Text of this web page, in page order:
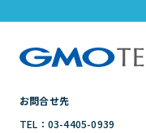
お問合せ先
TEL：03-4405-0939